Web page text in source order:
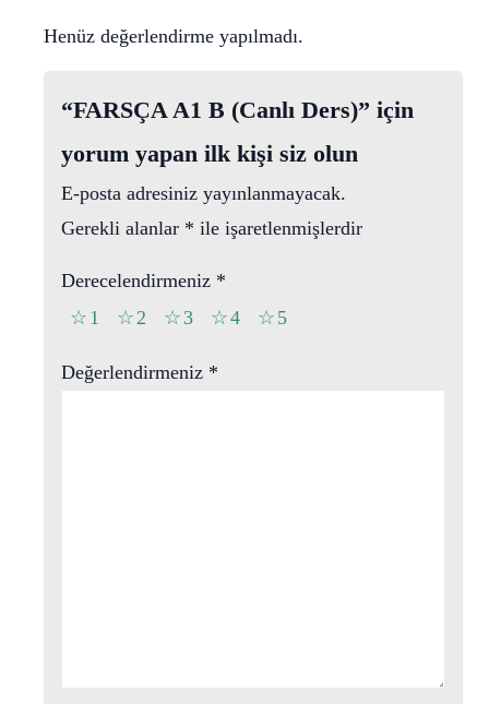
Henüz değerlendirme yapılmadı.
“FARSÇA A1 B (Canlı Ders)” için
yorum yapan ilk kişi siz olun
E-posta adresiniz yayınlanmayacak.
Gerekli alanlar * ile işaretlenmişlerdir
Derecelendirmeniz *
1
2 3 4 5
Değerlendirmeniz *